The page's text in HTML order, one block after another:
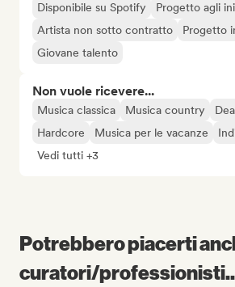
Disponibile su Spotify
Progetto agli
Artista non sotto contratto
Progetto
Giovane talento
Non vuole ricevere...
Musica classica Musica country
Hardcore
Musica per le vacanze
Vedi tutti +3
Potrebbero piacerti
curatori/